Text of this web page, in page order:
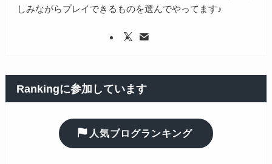
しみながらプレイできるものを選んでやってます♪
Rankingに参加しています
人気ブログランキング